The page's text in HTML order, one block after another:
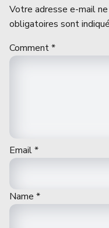
Votre adresse e-mail
obligatoires sont
Comment*
Email*
Name *